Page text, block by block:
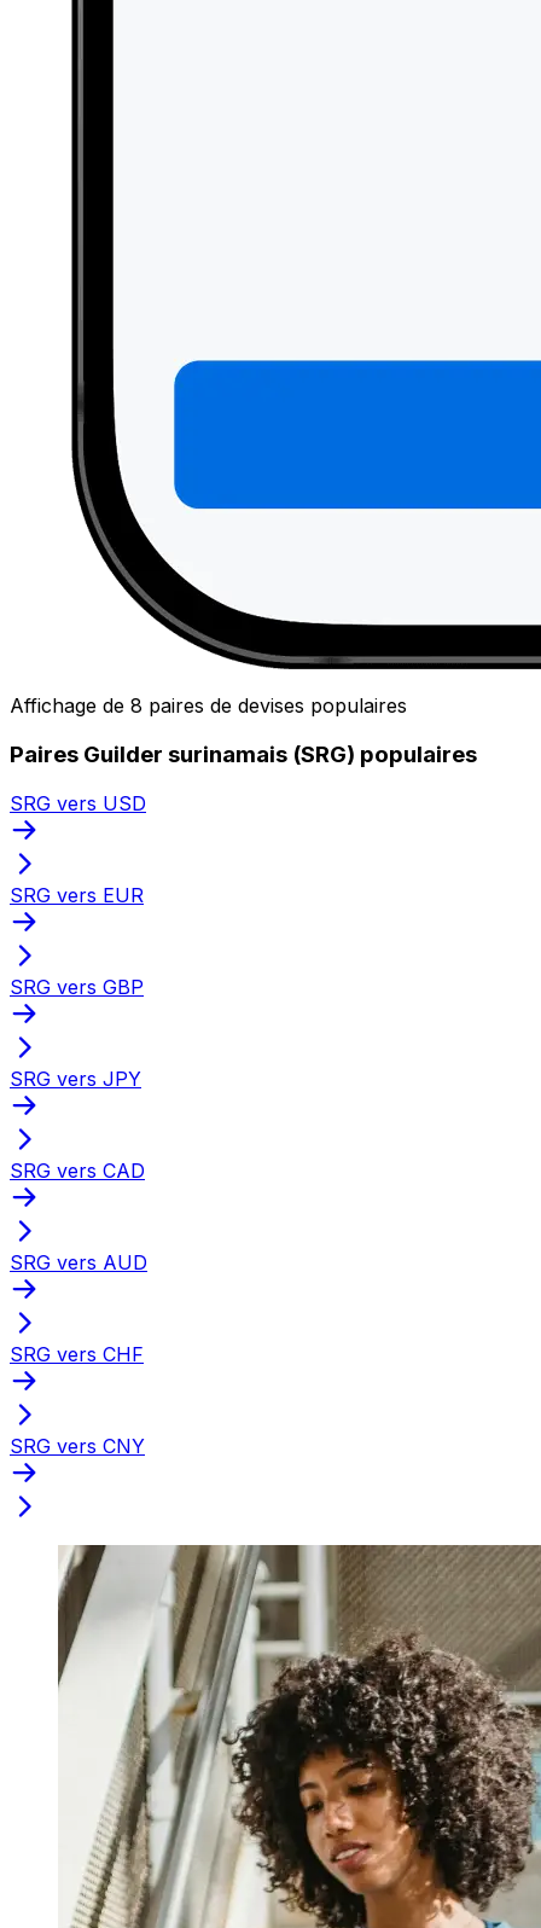
Affichage de 8 paires de devises populaires
Paires Guilder surinamais (SRG) populaires
SRG vers USD
SRG vers EUR
SRG vers GBP
SRG vers JPY
SRG vers CAD
SRG vers AUD
SRG vers CHF
SRG vers CNY